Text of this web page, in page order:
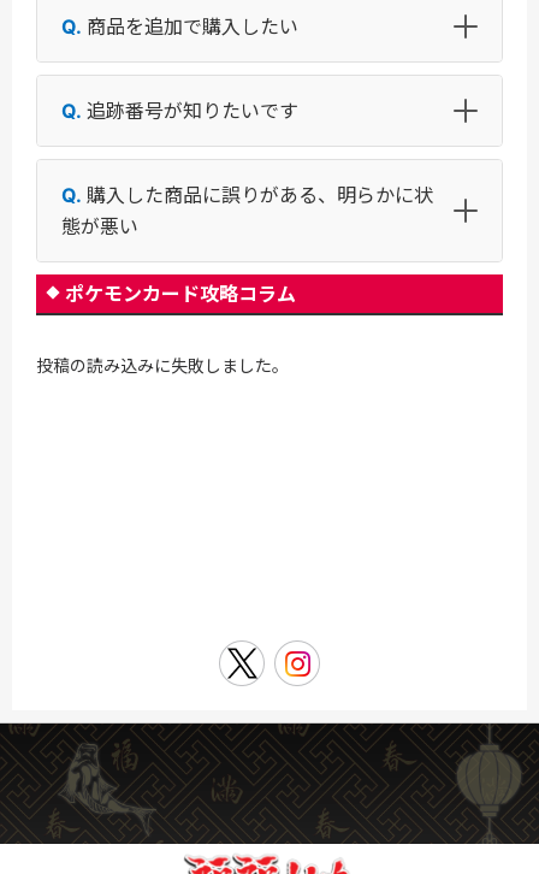
商品を追加で購入したい
追跡番号が知りたいです
購入した商品に誤りがある、明らかに状
態が悪い
ポケモンカード攻略コラム
投稿の読み込みに失敗しました。